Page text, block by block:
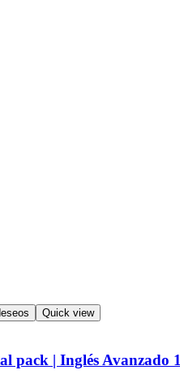
Quick view
pack | Inglés Avanzado 1